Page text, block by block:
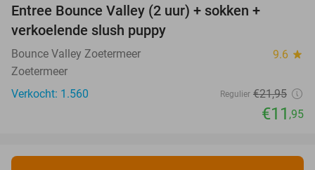
Entree Bounce Valley (2 uur) + sokken +
verkoelende slush puppy
Bounce Valley Zoetermeer 9.6 star
Zoetermeer
Verkocht: 1.560
Regulier €21,95
€11 ,95